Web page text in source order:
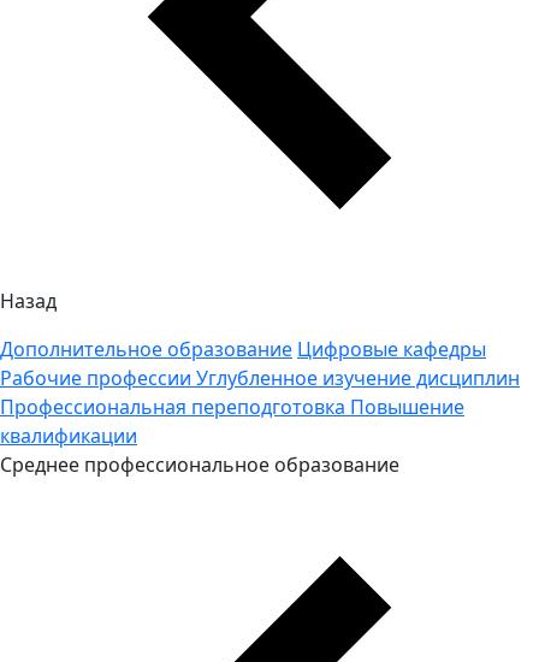
Назад
Дополнительное образование Цифровые кафедры
Рабочие профессии Углубленное изучение дисциплин
Профессиональная переподготовка Повышение
квалификации
Среднее профессиональное образование